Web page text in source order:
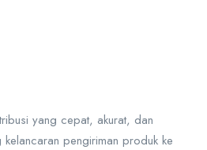
yang cepat, akurat, dan
pengiriman produk ke